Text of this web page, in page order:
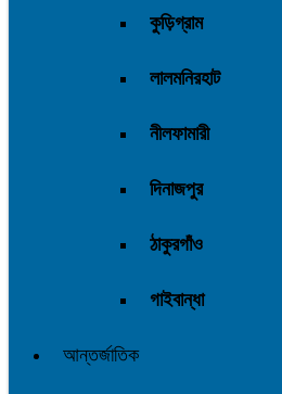
কুড়িগ্রাম
লালমনিরহাট
নীলফামারী
দিনাজপুর
ঠাকুরগাঁও
গাইবান্ধা
আন্তর্জাতিক